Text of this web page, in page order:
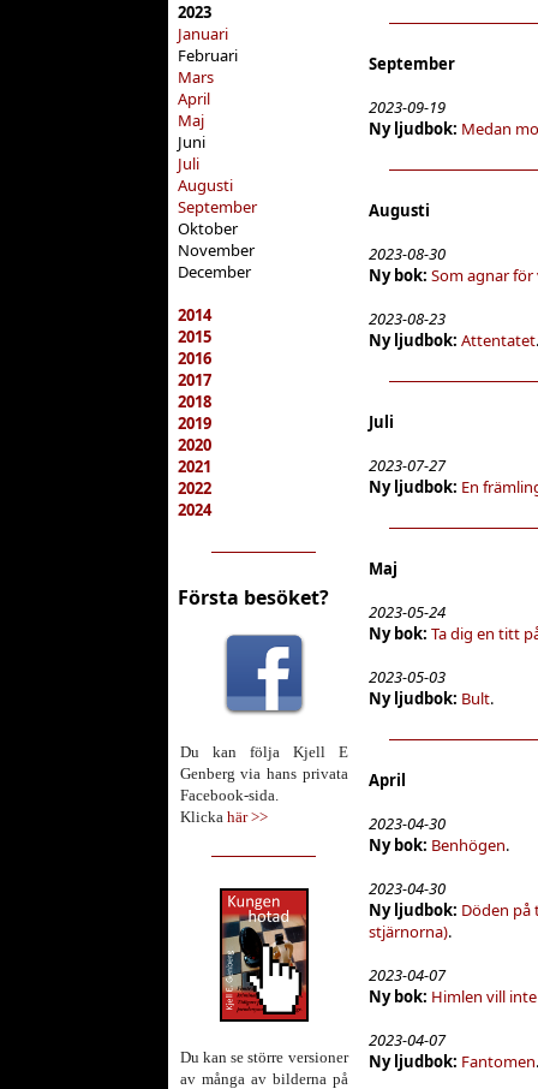
2023
Januari
Februari
Mars
April
Maj
Juni
Juli
Augusti
September
Oktober
November
December
2014
2015
2016
2017
2018
2019
2020
2021
2022
2024
Första besöket?
Du kan följa Kjell E
Genberg via hans privata
Facebook-sida.
Klicka här >>
Du kan se större versioner
av många av bilderna på
September
2023-09-19
Ny ljudbok: Medan
Augusti
2023-08-30
Ny bok: Som agnar
2023-08-23
Ny ljudbok: Attentatet.
Juli
2023-07-27
Ny ljudbok: En
Maj
2023-05-24
Ny bok: Ta dig en titt
2023-05-03
Ny ljudbok: Bult.
April
2023-04-30
Ny bok: Benhögen.
2023-04-30
Ny ljudbok: Döden på
stjärnorna).
2023-04-07
Ny bok: Himlen vill
2023-04-07
Ny ljudbok: Fantomen.